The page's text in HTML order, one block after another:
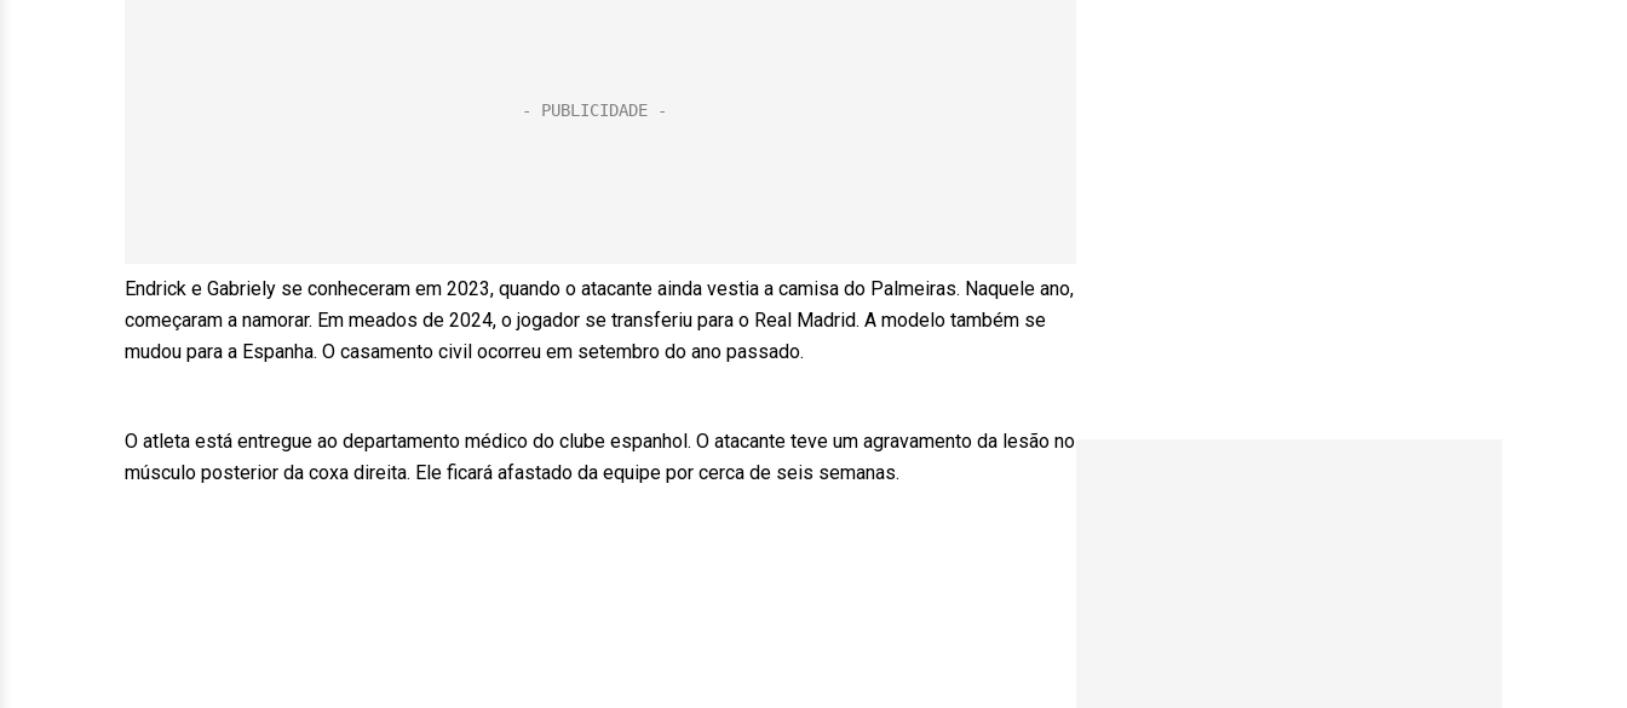
Endrick e Gabriely se conheceram em 2023, quando o atacante ainda vestia a camisa do Palmeiras. Naquele ano,
começaram a namorar. Em meados de 2024, o jogador se transferiu para o Real Madrid. A modelo também se
mudou para a Espanha. O casamento civil ocorreu em setembro do ano passado.
O atleta está entregue ao departamento médico do clube espanhol. O atacante teve um agravamento da lesão no
músculo posterior da coxa direita. Ele ficará afastado da equipe por cerca de seis semanas.